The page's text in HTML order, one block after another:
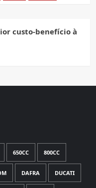
custo-benefício à
650CC 800CC
DAFRA DUCATI